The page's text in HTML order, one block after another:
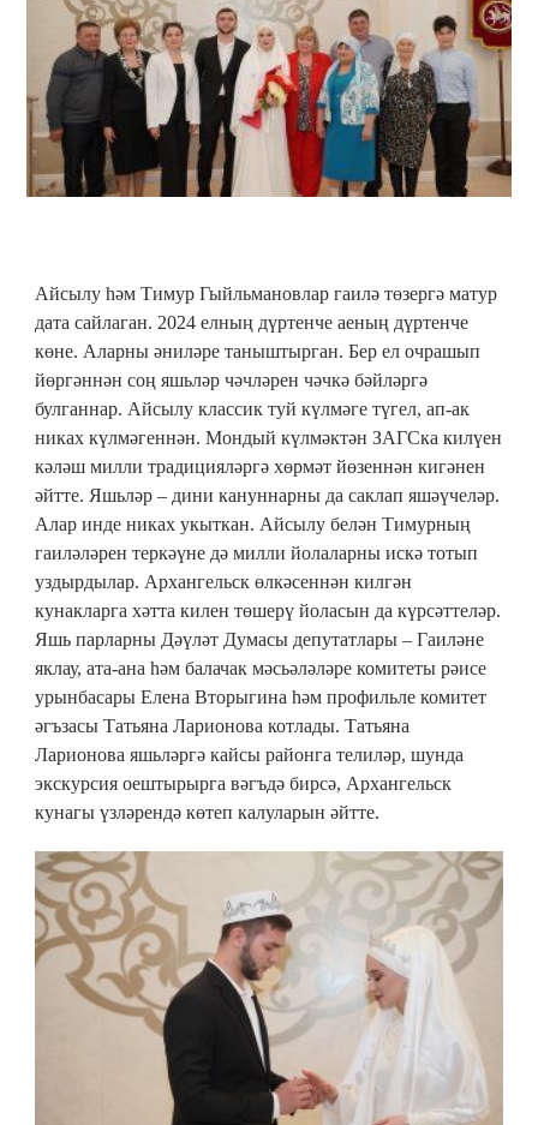
Айсылу һәм Тимур Гыйльмановлар гаилә төзергә матур
дата сайлаган. 2024 елның дүртенче аеның дүртенче
көне. Аларны әниләре таныштырган. Бер ел очрашып
йөргәннән соң яшьләр чәчләрен чәчкә бәйләргә
булганнар. Айсылу классик туй күлмәге түгел, ап-ак
никах күлмәгеннән. Мондый күлмәктән ЗАГСка килүен
кәләш милли традицияләргә хөрмәт йөзеннән кигәнен
әйтте. Яшьләр – дини кануннарны да саклап яшәүчеләр.
Алар инде никах укыткан. Айсылу белән Тимурның
гаиләләрен теркәүне дә милли йолаларны искә тотып
уздырдылар. Архангельск өлкәсеннән килгән
кунакларга хәтта килен төшерү йоласын да күрсәттеләр.
Яшь парларны Дәүләт Думасы депутатлары – Гаиләне
яклау, ата-ана һәм балачак мәсьәләләре комитеты рәисе
урынбасары Елена Вторыгина һәм профильле комитет
әгъзасы Татьяна Ларионова котлады. Татьяна
Ларионова яшьләргә кайсы районга телиләр, шунда
экскурсия оештырырга вәгъдә бирсә, Архангельск
кунагы үзләрендә көтеп калуларын әйтте.